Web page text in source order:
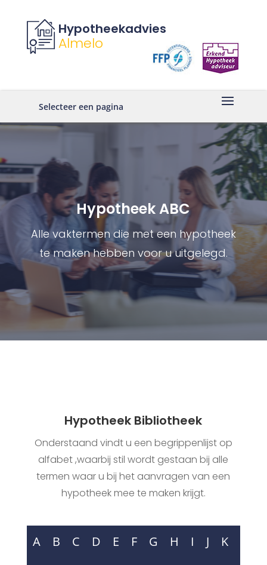
Hypotheekadvies
Almelo
Selecteer een pagina
Hypotheek ABC
Alle vaktermen die met een hypotheek
te maken hebben voor u uitgelegd.
Hypotheek Bibliotheek
Onderstaand vindt u een begrippenlijst op
alfabet ,waarbij stil wordt gestaan bij alle
termen waar u bij het aanvragen van een
hypotheek mee te maken krijgt.
A B C D E F G H I J
K